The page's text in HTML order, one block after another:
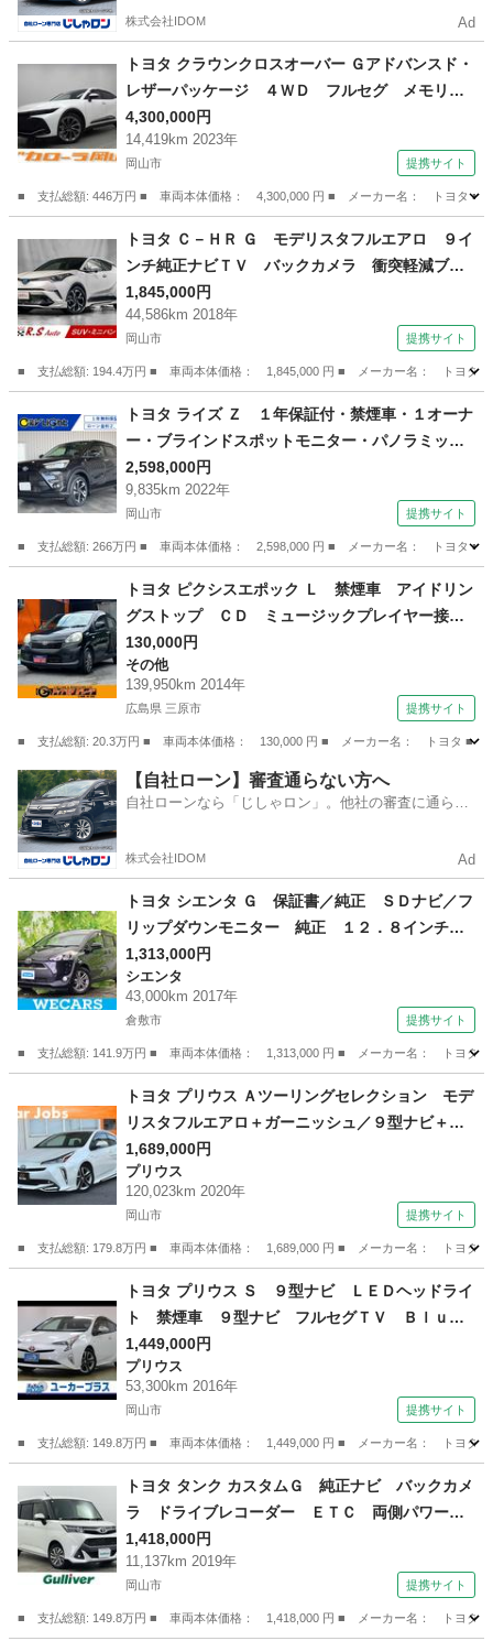
株式会社IDOM Ad
トヨタ クラウンクロスオーバー Ｇアドバンスド・
レザーパッケージ ４ＷＤ フルセグ メモリー
ナビ ミュージックプレイヤー接続可 バックカ
メラ 衝突被害軽減システム ＥＴＣ ドラレ
コ ＬＥＤヘッドランプ ワンオーナー （車検整
備付）
4,300,000円
14,419km 2023年
岡山市 提携サイト
■ 支払総額: 446万円 ■ 車両本体価格： 4,300,000 円 ■ メーカー名： トヨタ ■
トヨタ
トヨタ Ｃ－ＨＲ Ｇ モデリスタフルエアロ ９イ
ンチ純正ナビＴＶ バックカメラ 衝突軽減ブレ
ーキ ＥＴＣ レーダークルーズ ハーフ茶革
フルセグ ＣＤ／ＤＶＤ Ｂｌｕｅｔｏｏｔｈ接
続 シーケンシャルウィンカー １８ＡＷ Ｕ
（検9.1）
1,845,000円
44,586km 2018年
岡山市 提携サイト
■ 支払総額: 194.4万円 ■ 車両本体価格： 1,845,000 円 ■ メーカー名： トヨタ
トヨタ
トヨタ ライズ Ｚ １年保証付・禁煙車・１オーナ
ー・ブラインドスポットモニター・パノラミック
ビューモニター・アクセサリーコンセント・新品
タイヤ・ナビ・ＴＶ・ＤＶＤ・Ｂｌｕｅｔｏｏｔ
ｈ・スマートアシスト・ドラレコ・ＥＴＣ （検9.
4）
2,598,000円
9,835km 2022年
岡山市 提携サイト
■ 支払総額: 266万円 ■ 車両本体価格： 2,598,000 円 ■ メーカー名： トヨタ ■
トヨタ
トヨタ ピクシスエポック Ｌ 禁煙車 アイドリン
グストップ ＣＤ ミュージックプレイヤー接続
可 キーレスエントリー ＡＷ１４インチ エア
コン パワーウィンドウ パワーステアリング
ＡＢＳ 横滑り防止装置 運転席・助手席エアバ
130,000円
その他
139,950km 2014年
広島県 三原市 提携サイト
■ 支払総額: 20.3万円 ■ 車両本体価格： 130,000 円 ■ メーカー名： トヨタ ■
広島 三原市 その他
【自社ローン】審査通らない方へ
自社ローンなら「じしゃロン」。他社の審査に通らな
株式会社IDOM Ad
トヨタ シエンタ Ｇ 保証書／純正 ＳＤナビ／フ
リップダウンモニター 純正 １２．８インチ／
両側電動スライドドア／ＵＳＢジャック／Ｂｌｕ
ｅｔｏｏｔｈ接続／ＥＴＣ／ＥＢＤ付ＡＢＳ／横
滑り防止装置／アイドリングストップ （検9.1）
1,313,000円
シエンタ
43,000km 2017年
倉敷市 提携サイト
■ 支払総額: 141.9万円 ■ 車両本体価格： 1,313,000 円 ■ メーカー名： トヨタ
シエンタ
トヨタ プリウス Ａツーリングセレクション モデ
リスタフルエアロ＋ガーニッシュ／９型ナビ＋連
動ＥＴＣ２．０／パノラミックビューモニター／
ＲＣＴＡ／ＢＳＭ／ＨＵＤ／シートヒーター／遮
音ガラス／スペアタイヤ／前後方ドラレコ／スマ
1,689,000円
プリウス
120,023km 2020年
岡山市 提携サイト
■ 支払総額: 179.8万円 ■ 車両本体価格： 1,689,000 円 ■ メーカー名： トヨタ ■
プリウス
トヨタ プリウス Ｓ ９型ナビ ＬＥＤヘッドライ
ト 禁煙車 ９型ナビ フルセグＴＶ Ｂｌｕｅ
ｔｏｏｔｈ ＤＶＤ再生 ＬＥＤヘッドライト
ツーリング用１７インチＡＷ スマートキー ド
ラレコ ＥＴＣ （検9.8）
1,449,000円
プリウス
53,300km 2016年
岡山市 提携サイト
■ 支払総額: 149.8万円 ■ 車両本体価格： 1,449,000 円 ■ メーカー名： トヨ
プリウス
トヨタ タンク カスタムＧ 純正ナビ バックカメ
ラ ドライブレコーダー ＥＴＣ 両側パワース
ライドドア 衝突軽減ブレーキ クルーズコント
ロール オートマチックハイビーム ＬＥＤヘッ
ドライト 純正アルミホイール 純正フロアマッ
ト （検8.9）
1,418,000円
11,137km 2019年
岡山市 提携サイト
■ 支払総額: 149.8万円 ■ 車両本体価格： 1,418,000 円 ■ メーカー名： トヨ